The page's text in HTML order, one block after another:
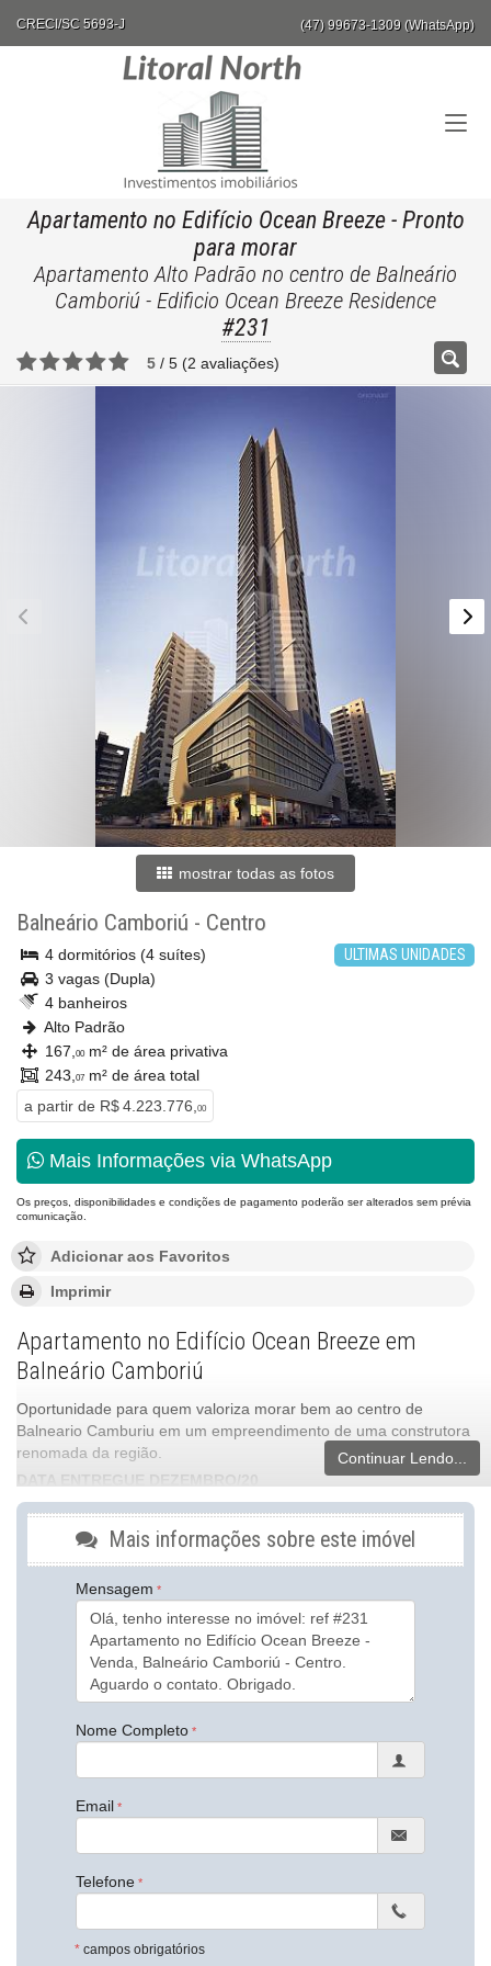
CRECI/SC 5693-J (47) 99673-1309 (WhatsApp)
Apartamento no Edifício Ocean Breeze- Pronto
para morar
Apartamento Alto Padrão no centro de Balneário
Camboriú - Edificio Ocean Breeze Residence
#231
5 / 5 (2 avaliações)
mostrar todas as fotos
Balneário Camboriú - Centro
ULTIMAS UNIDADES
4 dormitórios (4 suítes)
3 vagas (Dupla)
4 banheiros
Alto Padrão
167, 00m² de área privativa
243, 07 m² de área total
a partir de R$ 4.223.776, 00
Mais Informações via WhatsApp
Os preços, disponibilidades e condições de pagamento poderão ser alterados sem prévia
comunicação.
Adicionar aos Favoritos
Imprimir
Apartamento no Edifício Ocean Breeze em
Balneário Camboriú
Oportunidade para quem valoriza morar bem ao centro de
Balneario Camburiu em um empreendimento de uma construtora
renomada da região.
Características do Imóvel
Aquecimento de Água
Churrasqueira
Piso Porcelanato
Infra para Ar Split
Fechadura Eletrônica
Área de Serviço
Copa/Cozinha
Sala de Estar
Sala de Jantar
Espaço Gourmet
Sacada Técnica
Suíte Master
Características do Empreendimento
Continuar Lendo...
Mais informações sobre este imóvel
Mensagem
Nome Completo
Email
Telefone
* campos obrigatórios